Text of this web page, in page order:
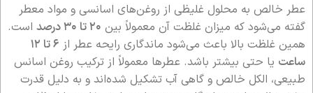
عطر خالص به محلول غلیظی از روغن‌های اسانسی و مواد معطر
گفته می‌شود که میزان غلظت آن معمولاً بین ۲۰ تا ۳۰ درصد
است.
همین غلظت بالا باعث می‌شود ماندگاری رایحه عطر از
۶ تا ۱۲
ساعت یا حتی بیشتر باشد. عطرها معمولاً از ترکیب روغن اسانس
طبیعی، الکل خالص و گاهی آب تشکیل شده‌اند و به دلیل قدرت